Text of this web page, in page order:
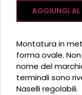
AGGIUNGI AL
Montatura in
forma ovale.
nome del
terminali sono
Naselli regolabili.